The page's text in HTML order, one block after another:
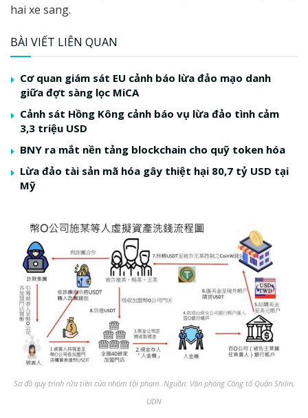
hai xe sang.
BÀI VIẾT LIÊN QUAN
Cơ quan giám sát EU cảnh báo lừa đảo mạo danh
giữa đợt sàng lọc MiCA
Cảnh sát Hồng Kông cảnh báo vụ lừa đảo tình cảm
3,3 triệu USD
BNY ra mắt nền tảng blockchain cho quỹ token hóa
Lừa đảo tài sản mã hóa gây thiệt hại 80,7 tỷ USD tại
Mỹ
Sơ đồ quy trình rửa tiền của nhóm tội phạm. Nguồn: Văn phòng Công tố Quận Shilin,
UDN